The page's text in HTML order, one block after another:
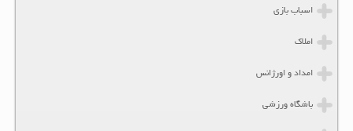
اسباب بازی
املاک
امداد و اورژانس
باشگاه ورزشی